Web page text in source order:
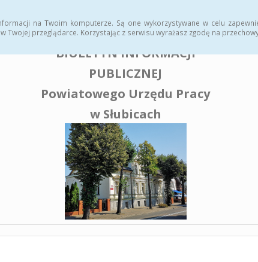
na Twoim komputerze. Są one wykorzystywane w celu
przeglądarce. Korzystając z serwisu wyrażasz zgodę na
BIULETYN INFORMACJI
PUBLICZNEJ
Powiatowego Urzędu Pracy
w Słubicach